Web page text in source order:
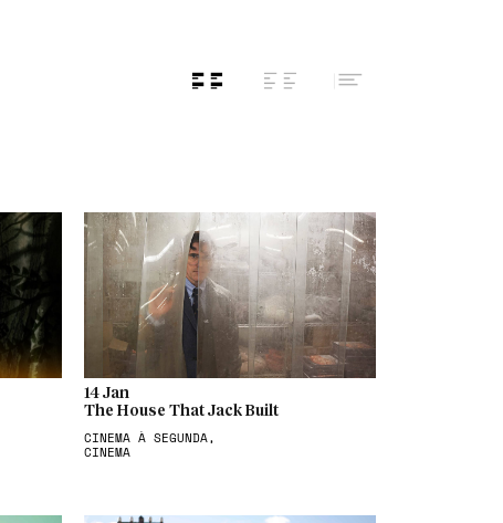
14 Jan
The House That Jack Built
CINEMA À SEGUNDA,
CINEMA